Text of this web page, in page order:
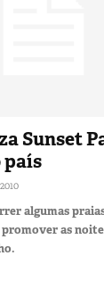
Sunset
país
algumas
as